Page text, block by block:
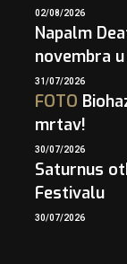
02/08/2026
Napalm
novembra
31/07/2026
FOTO
mrtav!
30/07/2026
Saturnus
Festivalu
30/07/2026